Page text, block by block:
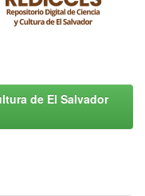
de El Salvador